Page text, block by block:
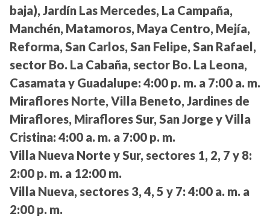
baja), Jardín Las Mercedes, La Campaña,
Manchén, Matamoros, Maya Centro, Mejía,
Reforma, San Carlos, San Felipe, San Rafael,
sector Bo. La Cabaña, sector Bo. La Leona,
Casamata y Guadalupe: 4:00 p. m. a 7:00 a. m.
Miraflores Norte, Villa Beneto, Jardines de
Miraflores, Miraflores Sur, San Jorge y Villa
Cristina: 4:00 a. m. a 7:00 p. m.
Villa Nueva Norte y Sur, sectores 1, 2, 7 y 8:
2:00 p. m. a 12:00 m.
Villa Nueva, sectores 3, 4, 5 y 7: 4:00 a. m. a
2:00 p. m.